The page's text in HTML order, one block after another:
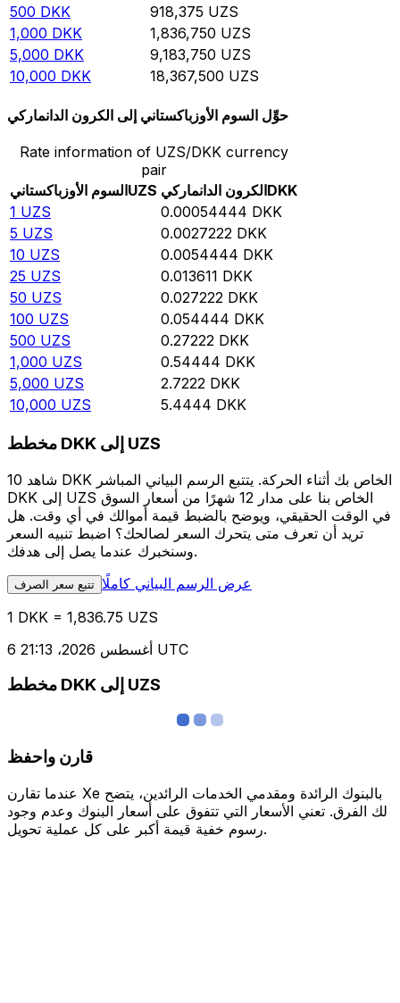
500 DKK 918,375 UZS
1,000 DKK 1,836,750 UZS
5,000 DKK 9,183,750 UZS
10,000 DKK 18,367,500 UZS
حوِّل السوم الأوزباكستاني إلى الكرون الدانماركي
Rate information of UZS/DKK currency
pair
السوم الأوزباكستانيUZS الكرون الدانماركيDKK
1 UZS 0.00054444 DKK
5 UZS 0.0027222 DKK
10 UZS 0.0054444 DKK
25 UZS 0.013611 DKK
50 UZS 0.027222 DKK
100 UZS 0.054444 DKK
500 UZS 0.27222 DKK
1,000 UZS 0.54444 DKK
5,000 UZS 2.7222 DKK
10,000 UZS 5.4444 DKK
مخطط DKK إلى UZS
شاهد 10 DKK الخاص بك أثناء الحركة. يتتبع الرسم البياني المباشر
DKK إلى UZS الخاص بنا على مدار 12 شهرًا من أسعار السوق
في الوقت الحقيقي، ويوضح بالضبط قيمة أموالك في أي وقت. هل
تريد أن تعرف متى يتحرك السعر لصالحك؟ اضبط تنبيه السعر
وسنخبرك عندما يصل إلى هدفك.
تتبع سعر الصرف عرض الرسم البياني كاملًا
1 DKK = 1,836.75 UZS
6 أغسطس 2026، 21:13 UTC
مخطط DKK إلى UZS
قارن واحفظ
عندما تقارن Xe بالبنوك الرائدة ومقدمي الخدمات الرائدين، يتضح
لك الفرق. تعني الأسعار التي تتفوق على أسعار البنوك وعدم وجود
رسوم خفية قيمة أكبر على كل عملية تحويل.